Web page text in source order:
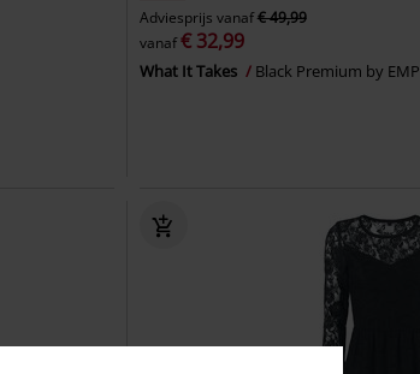
Adviesprijs vanaf€ 49,99
vanaf€ 32,99
What It Takes Black Premium by EMP